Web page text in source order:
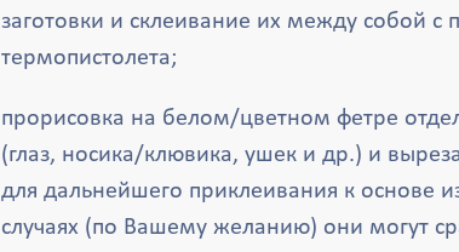
заготовки и склеивание их между собой с
термопистолета;
прорисовка на белом/цветном фетре
(глаз, носика/клювика, ушек и др.) и
для дальнейшего приклеивания к основе
случаях (по Вашему желанию) они могут